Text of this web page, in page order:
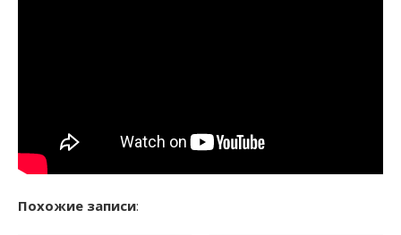
Похожие записи: